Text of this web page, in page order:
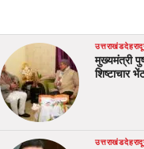
उत्तराखंड
मुख्यमंत्री
शिष्टाचार
उत्तराखंड